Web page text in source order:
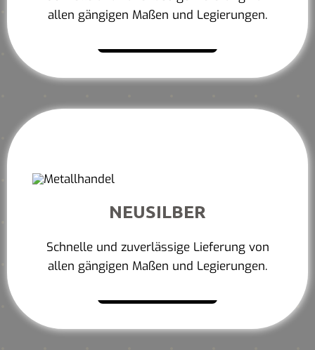
allen gängigen Maßen und Legierungen.
NEUSILBER
Schnelle und zuverlässige Lieferung von
allen gängigen Maßen und Legierungen.